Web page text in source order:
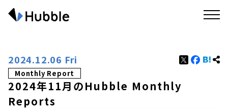
2024.12.06 Fri
Monthly Report
2024年11月のHubble Monthly
Reports